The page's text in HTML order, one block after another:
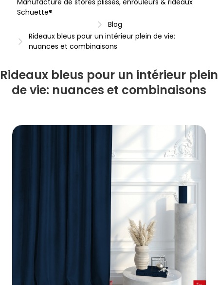
Manufacture de stores plissés, enrouleurs & rideaux
Schuette®
Blog
Rideaux bleus pour un intérieur plein de vie:
nuances et combinaisons
Rideaux bleus pour un intérieur plein
de vie: nuances et combinaisons